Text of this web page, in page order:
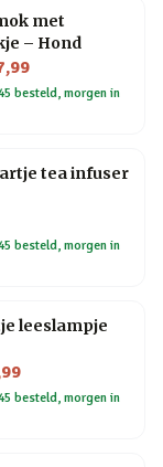
met
– Hond
besteld, morgen in
tea infuser
besteld, morgen in
leeslampje
besteld, morgen in